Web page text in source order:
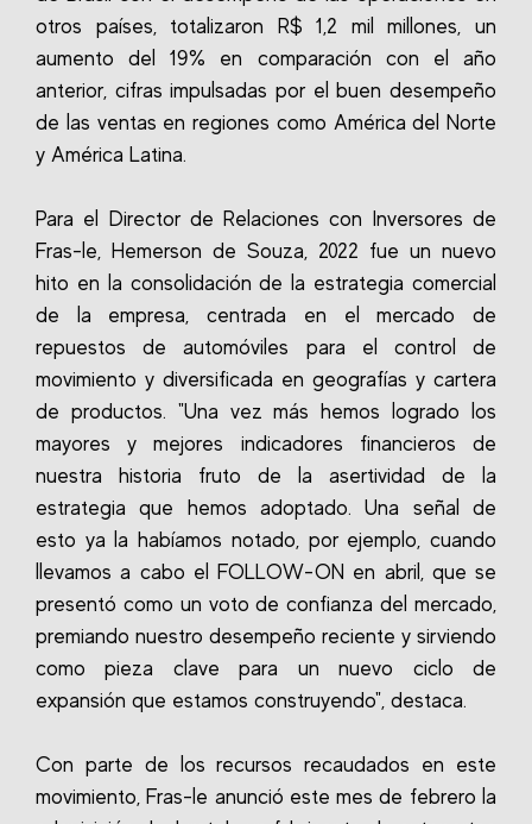
otros países, totalizaron R$ 1,2 mil millones, un
aumento del 19% en comparación con el año
anterior, cifras impulsadas por el buen desempeño
de las ventas en regiones como América del Norte
y América Latina.
Para el Director de Relaciones con Inversores de
Fras-le, Hemerson de Souza, 2022 fue un nuevo
hito en la consolidación de la estrategia comercial
de la empresa, centrada en el mercado de
repuestos de automóviles para el control de
movimiento y diversificada en geografías y cartera
de productos. "Una vez más hemos logrado los
mayores y mejores indicadores financieros de
nuestra historia fruto de la asertividad de la
estrategia que hemos adoptado. Una señal de
esto ya la habíamos notado, por ejemplo, cuando
llevamos a cabo el FOLLOW-ON en abril, que se
presentó como un voto de confianza del mercado,
premiando nuestro desempeño reciente y sirviendo
como pieza clave para un nuevo ciclo de
expansión que estamos construyendo", destaca.
Con parte de los recursos recaudados en este
movimiento, Fras-le anunció este mes de febrero la